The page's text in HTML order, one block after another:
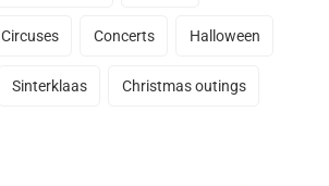
Circuses Concerts Halloween
Sinterklaas Christmas outings